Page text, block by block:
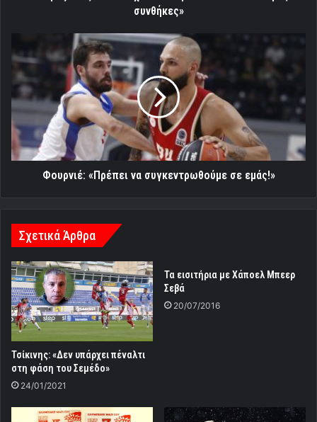
συνθήκες»
«Πρέπει
να
συγκεντρωθούμε
σε
εμάς!»
Φουρνιέ: «Πρέπει να συγκεντρωθούμε σε εμάς!»
Σχετικά Άρθρα
Τσίκινης: «Δεν υπάρχει πέναλτι
στη φάση του Σεμέδο»
24/01/2021
Τα εισιτήρια με Χάποελ Μπεερ
Σεβά
20/07/2016